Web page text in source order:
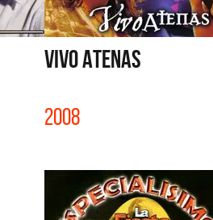
VIVO ATENAS
2008